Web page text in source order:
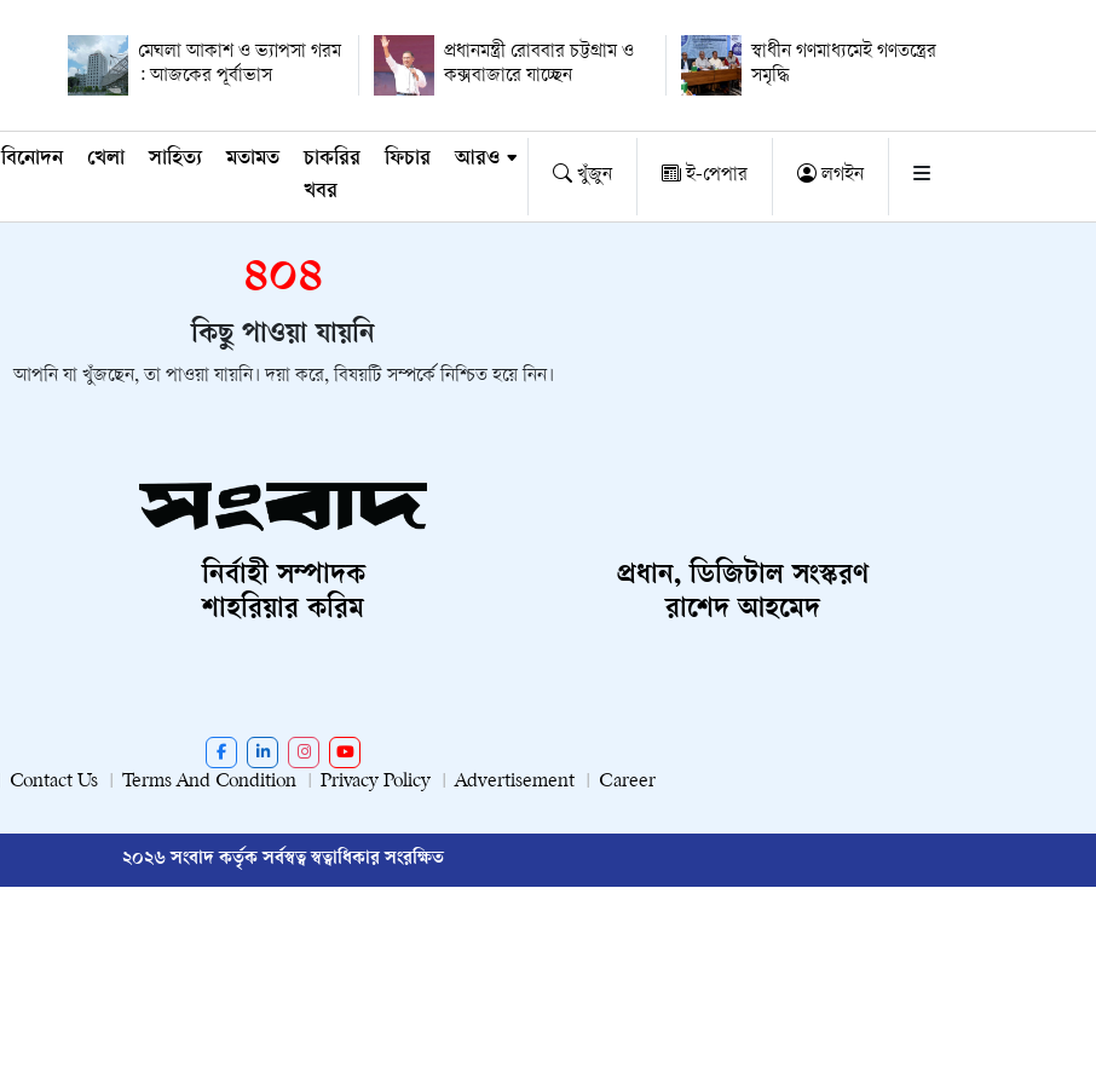
মেঘলা আকাশ ও ভ্যাপসা গরম
: আজকের পূর্বাভাস
প্রধানমন্ত্রী রোববার চট্টগ্রাম ও
কক্সবাজারে যাচ্ছেন
স্বাধীন গণমাধ্যমেই গণতন্ত্রের
সমৃদ্ধি
বিনোদন খেলা সাহিত্য মতামত
চাকরির
খবর
ফিচার আরও
খুঁজুন ই-পেপার লগইন
৪০৪
কিছু পাওয়া যায়নি
আপনি যা খুঁজছেন, তা পাওয়া যায়নি। দয়া করে, বিষয়টি সম্পর্কে নিশ্চিত হয়ে নিন।
নির্বাহী সম্পাদক
শাহরিয়ার করিম
প্রধান, ডিজিটাল সংস্করণ
রাশেদ আহমেদ
Contact Us Terms And Condition Privacy Policy Advertisement Career
২০২৬ সংবাদ কর্তৃক সর্বস্বত্ব স্বত্বাধিকার সংরক্ষিত